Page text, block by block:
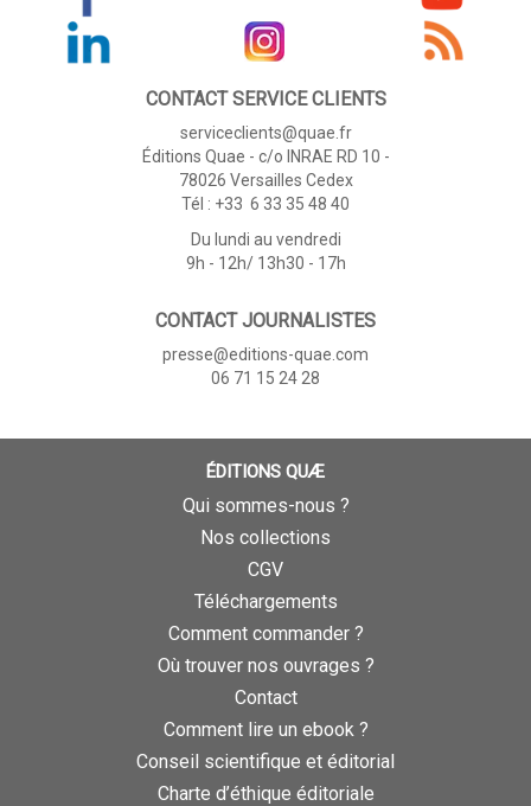
CONTACT SERVICE CLIENTS
serviceclients@quae.fr
Éditions Quae - c/o INRAE RD 10 -
78026 Versailles Cedex
Tél : +33 6 33 35 48 40
Du lundi au vendredi
9h - 12h/ 13h30 - 17h
CONTACT JOURNALISTES
presse@editions-quae.com
06 71 15 24 28
ÉDITIONS QUÆ
Qui sommes-nous ?
Nos collections
CGV
Téléchargements
Comment commander ?
Où trouver nos ouvrages ?
Contact
Comment lire un ebook ?
Conseil scientifique et éditorial
Charte d’éthique éditoriale